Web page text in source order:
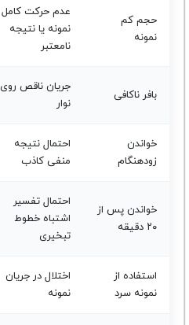
حجم کم
نمونه
عدم حرکت کامل
نمونه یا نتیجه
نامعتبر
بافر ناکافی
جریان ناقص روی
نوار
خواندن
زودهنگام
احتمال نتیجه
منفی کاذب
خواندن پس از
۲۰ دقیقه
احتمال تفسیر
اشتباه خطوط
تبخیری
استفاده از
نمونه سرد
اختلال در جریان
نمونه